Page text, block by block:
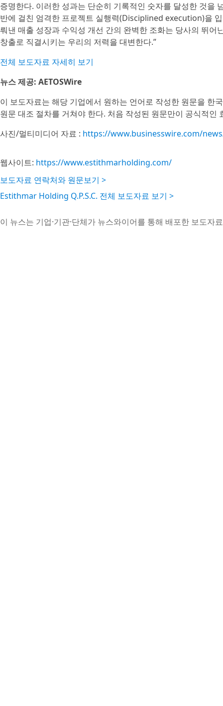
증명한다. 이러한 성과는 단순히 기록적인 숫자를 달성한 것을
반에 걸친 엄격한 프로젝트 실행력(Disciplined execution)을
뤄낸 매출 성장과 수익성 개선 간의 완벽한 조화는 당사의 뛰
창출로 직결시키는 우리의 저력을 대변한다.”
전체 보도자료 자세히 보기
뉴스 제공: AETOSWire
이 보도자료는 해당 기업에서 원하는 언어로 작성한 원문을 한
원문 대조 절차를 거쳐야 한다. 처음 작성된 원문만이 공식적
사진/멀티미디어 자료 : https://www.businesswire.com/
웹사이트: https://www.estithmarholding.com/
보도자료 연락처와 원문보기 >
Estithmar Holding Q.P.S.C. 전체 보도자료 보기 >
이 뉴스는 기업·기관·단체가 뉴스와이어를 통해 배포한 보도자